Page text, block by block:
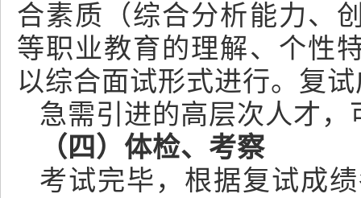
合素质（综合分析能力、
等职业教育的理解、个性
以综合面试形式进行。复
急需引进的高层次人才
（四）体检、考察
考试完毕，根据复试成